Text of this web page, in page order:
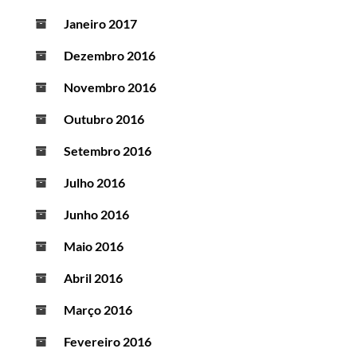
Janeiro 2017
Dezembro 2016
Novembro 2016
Outubro 2016
Setembro 2016
Julho 2016
Junho 2016
Maio 2016
Abril 2016
Março 2016
Fevereiro 2016